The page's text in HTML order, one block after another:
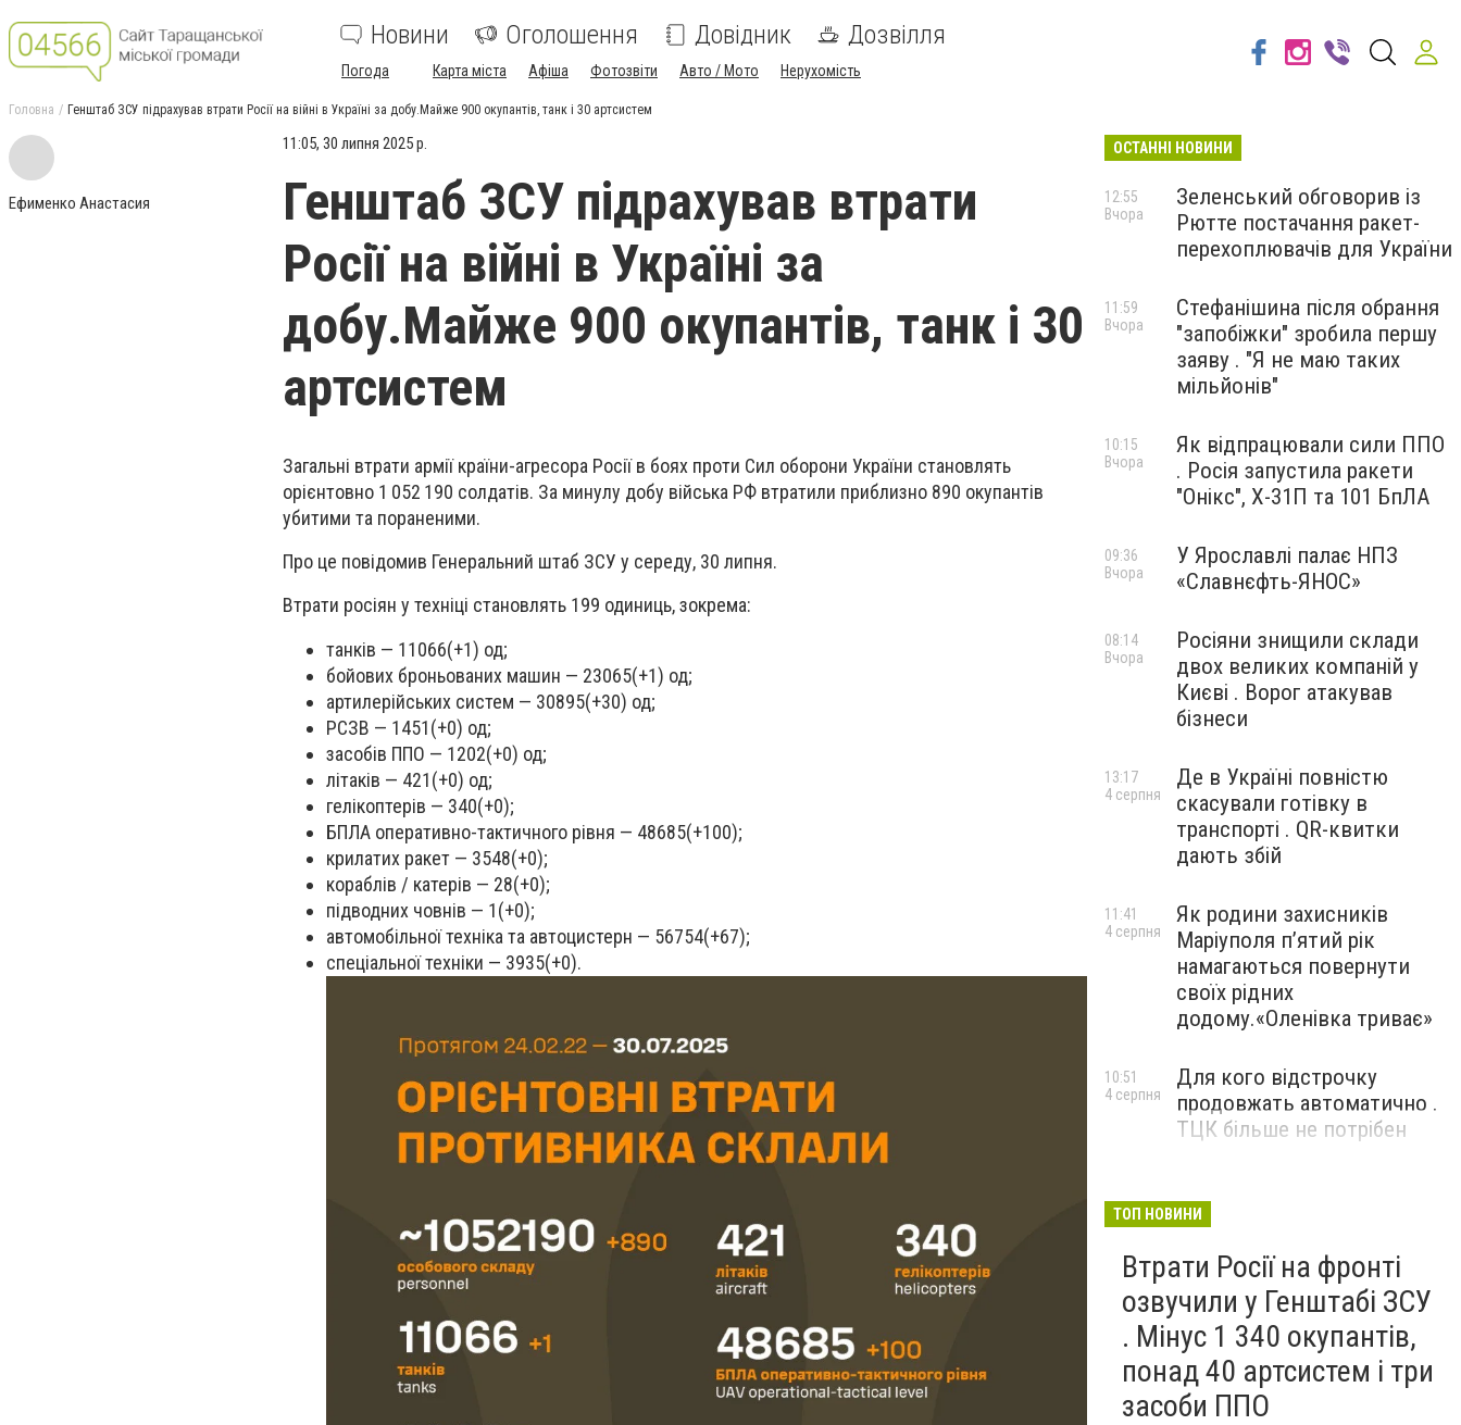
Новини Оголошення Довідник Дозвілля
Погода Карта міста Афіша Фотозвіти Авто / Мото Нерухомість
Головна Генштаб ЗСУ підрахував втрати Росії на війні в Україні за добу.Майже 900 окупантів, танк і 30 артсистем
Ефименко Анастасия
11:05, 30 липня 2025 р.
Генштаб ЗСУ підрахував втрати
Росії на війні в Україні за
добу.Майже 900 окупантів, танк і 30
артсистем
Загальні втрати армії країни-агресора Росії в боях проти Сил оборони України становлять
орієнтовно 1 052 190 солдатів. За минулу добу війська РФ втратили приблизно 890 окупантів
убитими та пораненими.
Про це повідомив Генеральний штаб ЗСУ у середу, 30 липня.
Втрати росіян у техніці становлять 199 одиниць, зокрема:
танків — 11066(+1) од;
бойових броньованих машин — 23065(+1) од;
артилерійських систем — 30895(+30) од;
РСЗВ — 1451(+0) од;
засобів ППО — 1202(+0) од;
літаків — 421(+0) од;
гелікоптерів — 340(+0);
БПЛА оперативно-тактичного рівня — 48685(+100);
крилатих ракет — 3548(+0);
кораблів / катерів — 28(+0);
підводних човнів — 1(+0);
автомобільної техніка та автоцистерн — 56754(+67);
спеціальної техніки — 3935(+0).
ОСТАННІ НОВИНИ
Зеленський обговорив із
Рютте постачання ракет-
перехоплювачів для України
12:55
Вчора
Стефанішина після обрання
"запобіжки" зробила першу
заяву . "Я не маю таких
мільйонів"
11:59
Вчора
Як відпрацювали сили ППО
. Росія запустила ракети
"Онікс", Х-31П та 101 БпЛА
10:15
Вчора
У Ярославлі палає НПЗ
«Славнєфть-ЯНОС»
09:36
Вчора
Росіяни знищили склади
двох великих компаній у
Києві . Ворог атакував
бізнеси
08:14
Вчора
Де в Україні повністю
скасували готівку в
транспорті . QR-квитки
дають збій
13:17
4 серпня
Як родини захисників
Маріуполя пʼятий рік
намагаються повернути
своїх рідних
додому.«Оленівка триває»
11:41
4 серпня
Для кого відстрочку
продовжать автоматично .
ТЦК більше не потрібен
10:51
4 серпня
ТОП НОВИНИ
Втрати Росії на фронті
озвучили у Генштабі ЗСУ
. Мінус 1 340 окупантів,
понад 40 артсистем і три
засоби ППО